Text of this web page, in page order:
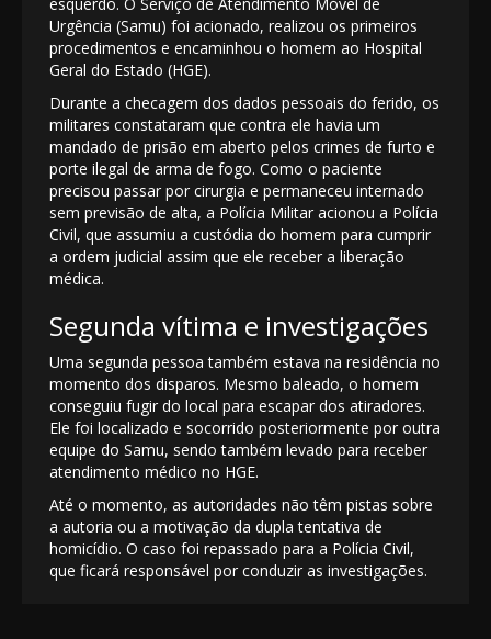
Urgência (Samu) foi acionado, realizou os primeiros
procedimentos e encaminhou o homem ao Hospital
Geral do Estado (HGE).
Durante a checagem dos dados pessoais do ferido, os
militares constataram que contra ele havia um
mandado de prisão em aberto pelos crimes de furto e
porte ilegal de arma de fogo. Como o paciente
precisou passar por cirurgia e permaneceu internado
sem previsão de alta, a Polícia Militar acionou a Polícia
Civil, que assumiu a custódia do homem para cumprir
a ordem judicial assim que ele receber a liberação
médica.
Segunda vítima e investigações
Uma segunda pessoa também estava na residência no
momento dos disparos. Mesmo baleado, o homem
conseguiu fugir do local para escapar dos atiradores.
Ele foi localizado e socorrido posteriormente por outra
equipe do Samu, sendo também levado para receber
atendimento médico no HGE.
Até o momento, as autoridades não têm pistas sobre
a autoria ou a motivação da dupla tentativa de
homicídio. O caso foi repassado para a Polícia Civil,
que ficará responsável por conduzir as investigações.